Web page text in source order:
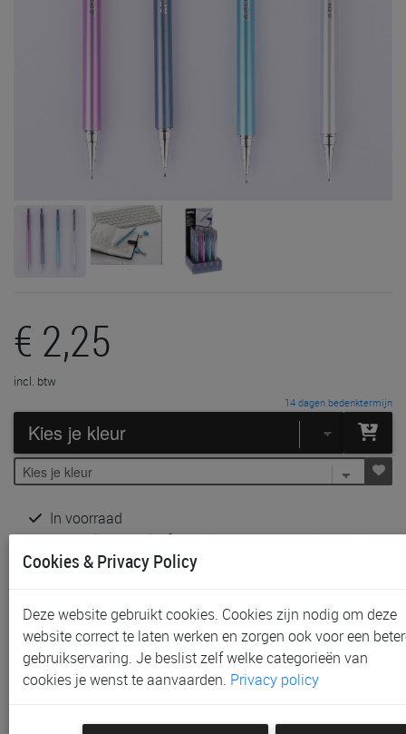
€ 2,25
incl. btw
14 dagen bedenktermijn
In voorraad
Gratis (en direct) af te halen in onzewinkelte Aalst,
Sint-Niklaas en Waregem
Gent
Gratis verzending vanaf € 80 *
Productinformatie & specificaties
Cookies & Privacy Policy
Deze website gebruikt cookies. Cookies zijn nodig om deze
website correct te laten werken en zorgen ook voor een
gebruikservaring. Je beslist zelf welke categorieën van
cookies je wenst te aanvaarden. Privacy policy